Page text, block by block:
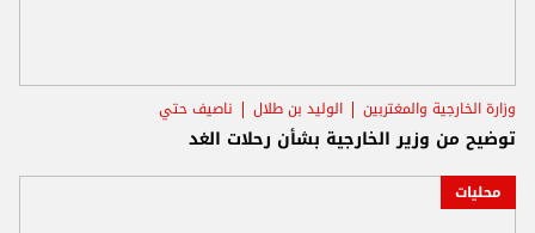
وزارة الخارجية والمغتربين الوليد بن طلال ناصيف حتي
توضيح من وزير الخارجية بشأن رحلات الغد
محليات